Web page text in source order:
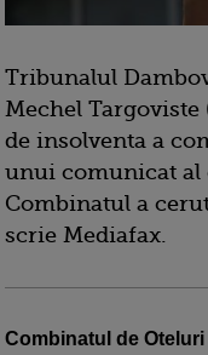
Tribunalul
Mechel Targoviste
de insolventa a
unui comunicat al
Combinatul a
scrie Mediafax.
Combinatul de